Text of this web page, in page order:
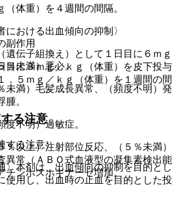
副作用
未満）悪心。
満）毛髪成長異常、（頻度不明）発
。
不明）過敏症。
以上）注射部位反応、（５％未満）
異常（ＡＢＯ式血液型の凝集素検出能
チンホスホキナーゼ増加。
体重）を４週間の間隔。
における出血傾向の抑制〉
遺伝子組換え）として１日目に６ｍｇ
目に３ｍｇ／ｋｇ（体重）を皮下投与
．５ｍｇ／ｋｇ（体重）を１週間の間
る注意
する注意）
本剤は、出血傾向の抑制を目的とし
使用し、出血時の止血を目的とした投